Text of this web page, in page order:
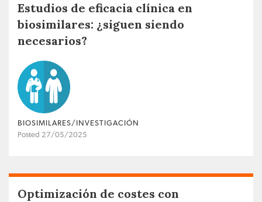
Estudios de eficacia clínica en
biosimilares: ¿siguen siendo
necesarios?
BIOSIMILARES/INVESTIGACIÓN
Posted 27/05/2025
Optimización de costes con